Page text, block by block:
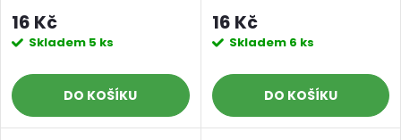
16 Kč
Skladem 5 ks
DO KOŠÍKU
16 Kč
Skladem 6 ks
DO KOŠÍKU